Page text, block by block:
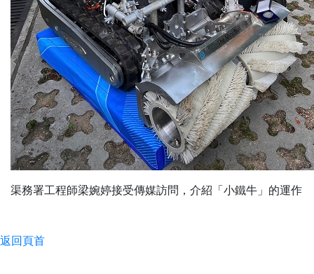
渠務署工程師梁婉婷接受傳媒訪問，介紹「小鐵牛」的運作
返回頁首